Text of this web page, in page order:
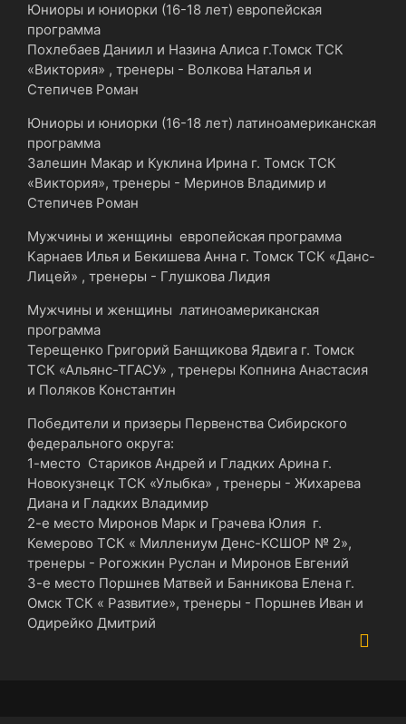
Юниоры и юниорки (16-18 лет) европейская
программа
Похлебаев Даниил и Назина Алиса г.Томск ТСК
«Виктория» , тренеры - Волкова Наталья и
Степичев Роман
Юниоры и юниорки (16-18 лет) латиноамериканская
программа
Залешин Макар и Куклина Ирина г. Томск ТСК
«Виктория», тренеры - Меринов Владимир и
Степичев Роман
Мужчины и женщины европейская программа
Карнаев Илья и Бекишева Анна г. Томск ТСК «Данс-
Лицей» , тренеры - Глушкова Лидия
Мужчины и женщины латиноамериканская
программа
Терещенко Григорий Банщикова Ядвига г. Томск
ТСК «Альянс-ТГАСУ» , тренеры Копнина Анастасия
и Поляков Константин
Победители и призеры Первенства Сибирского
федерального округа:
1-место Стариков Андрей и Гладких Арина г.
Новокузнецк ТСК «Улыбка» , тренеры - Жихарева
Диана и Гладких Владимир
2-е место Миронов Марк и Грачева Юлия г.
Кемерово ТСК « Миллениум Денс-КСШОР № 2»,
тренеры - Рогожкин Руслан и Миронов Евгений
3-е место Поршнев Матвей и Банникова Елена г.
Омск ТСК « Развитие», тренеры - Поршнев Иван и
Одирейко Дмитрий